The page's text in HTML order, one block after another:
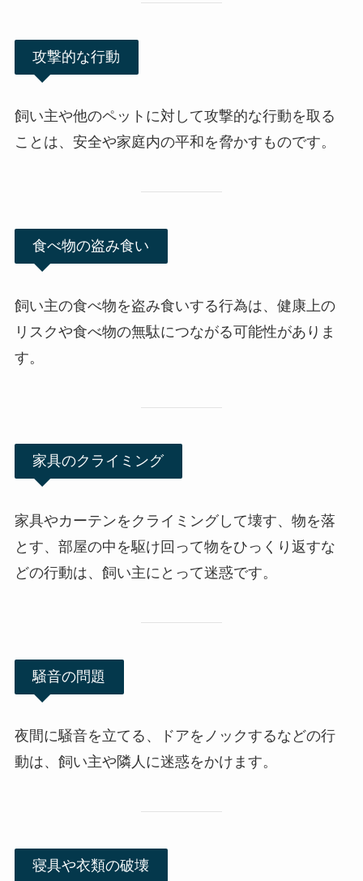
攻撃的な行動
飼い主や他のペットに対して攻撃的な行動を取る
ことは、 安全や家庭内の平和を脅かす ものです。
食べ物の盗み食い
飼い主の食べ物を盗み食いする行為は、健康上の
リスクや食べ物の無駄につながる可能性がありま
す。
家具のクライミング
家具やカーテンをクライミングして壊す、物を落
とす、部屋の中を駆け回って物をひっくり返すな
どの行動は、飼い主にとって迷惑です。
騒音の問題
夜間に騒音を立てる、ドアをノックするなどの行
動は、飼い主や隣人に迷惑をかけます。
寝具や衣類の破壊